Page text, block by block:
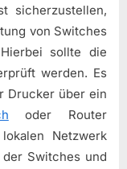
sicherzustellen,
von Switches
sollte die
werden. Es
Drucker über ein
oder Router
Netzwerk
Switches und